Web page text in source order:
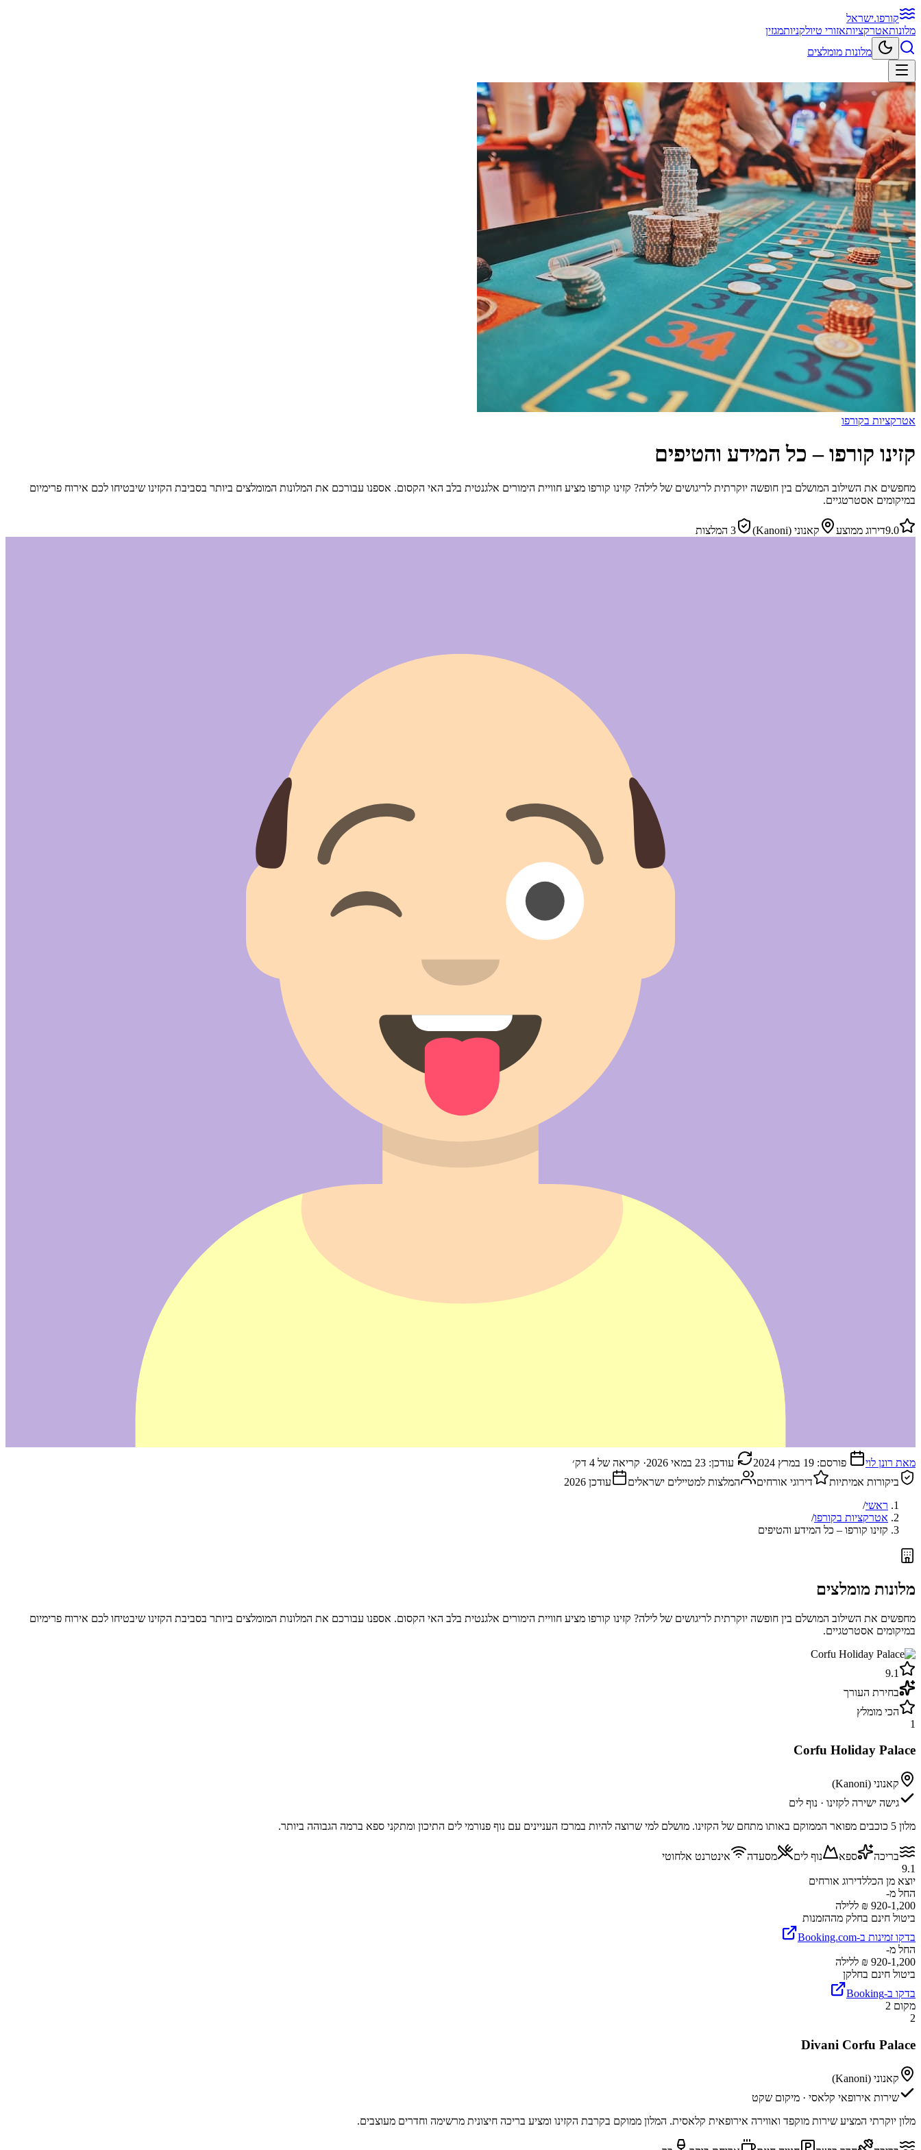
קורפו.ישראל
מלונותאטרקציותאזורי טיולקניותמגזין
מלונות מומלצים
אטרקציות בקורפו
קזינו קורפו – כל המידע והטיפים
מחפשים את השילוב המושלם בין חופשה יוקרתית לריגושים של לילה? קזינו קורפו מציע חוויית הימורים אלגנטית בלב האי הקסום. אספנו עבורכם את המלונות המומלצים ביותר בסביבת הקזינו שיבטיחו לכם אירוח פרימיום
במיקומים אסטרטגיים.
9.0דירוג ממוצע קאנוני (Kanoni) 3 המלצות
מאת רונן לוי פורסם: 19 במרץ 2024 עודכן: 23 במאי 2026 · קריאה של 4 דק׳
ביקורות אמיתיות
דירוגי אורחים המלצות למטיילים ישראלים עודכן 2026
ראשי/
אטרקציות בקורפו/
קזינו קורפו – כל המידע והטיפים
מלונות מומלצים
מחפשים את השילוב המושלם בין חופשה יוקרתית לריגושים של לילה? קזינו קורפו מציע חוויית הימורים אלגנטית בלב האי הקסום. אספנו עבורכם את המלונות המומלצים ביותר בסביבת הקזינו שיבטיחו לכם אירוח פרימיום
במיקומים אסטרטגיים.
9.1
בחירת העורך
הכי מומלץ
1
Corfu Holiday Palace
קאנוני (Kanoni)
גישה ישירה לקזינו · נוף לים
מלון 5 כוכבים מפואר הממוקם באותו מתחם של הקזינו. מושלם למי שרוצה להיות במרכז העניינים עם נוף פנורמי לים התיכון ומתקני ספא ברמה הגבוהה ביותר.
בריכה ספא נוף לים מסעדה
אינטרנט אלחוטי
9.1
יוצא מן הכללדירוג אורחים
החל מ-
920-1,200 ₪ ללילה
ביטול חינם בחלק מההזמנות
בדקו זמינות ב-Booking.com
החל מ-
920-1,200 ₪ ללילה
ביטול חינם בחלקן
בדקו ב-Booking
מקום 2
2
Divani Corfu Palace
קאנוני (Kanoni)
שירות אירופאי קלאסי · מיקום שקט
מלון יוקרתי המציע שירות מוקפד ואווירה אירופאית קלאסית. המלון ממוקם בקרבת הקזינו ומציע בריכה חיצונית מרשימה וחדרים מעוצבים.